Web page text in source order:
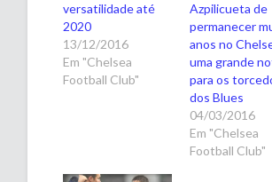
versatilidade até
2020
13/12/2016
Em "Chelsea
Football Club"
Azpilicueta de
permanecer
anos no
uma grande
para os
dos Blues
04/03/2016
Em "Chelsea
Football Club"